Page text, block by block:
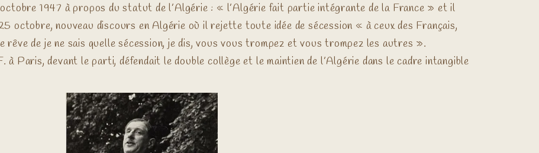
1947 à propos du statut de l’Algérie : « l’Algérie fait partie intégrante de la France » et il
octobre, nouveau discours en Algérie où il rejette toute idée de sécession « à ceux des Français,
rêve de je ne sais quelle sécession, je dis, vous vous trompez et vous trompez les autres ».
Paris, devant le parti, défendait le double collège et le maintien de l’Algérie dans le cadre intangible